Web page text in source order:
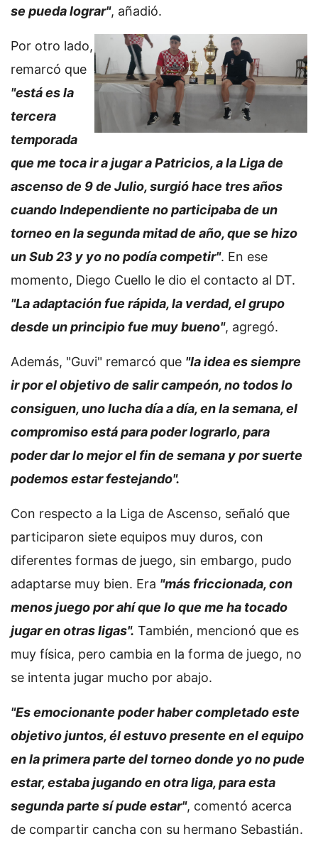
se pueda lograr", añadió.
Por otro lado,
remarcó que
"está es la
tercera
temporada
que me toca ir a jugar a Patricios, a la Liga de
ascenso de 9 de Julio, surgió hace tres años
cuando Independiente no participaba de un
torneo en la segunda mitad de año, que se hizo
un Sub 23 y yo no podía competir". En ese
momento, Diego Cuello le dio el contacto al DT.
"La adaptación fue rápida, la verdad, el grupo
desde un principio fue muy bueno", agregó.
Además, "Guvi" remarcó que "la idea es siempre
ir por el objetivo de salir campeón, no todos lo
consiguen, uno lucha día a día, en la semana, el
compromiso está para poder lograrlo, para
poder dar lo mejor el fin de semana y por suerte
podemos estar festejando".
Con respecto a la Liga de Ascenso, señaló que
participaron siete equipos muy duros, con
diferentes formas de juego, sin embargo, pudo
adaptarse muy bien. Era "más friccionada, con
menos juego por ahí que lo que me ha tocado
jugar en otras ligas". También, mencionó que es
muy física, pero cambia en la forma de juego, no
se intenta jugar mucho por abajo.
"Es emocionante poder haber completado este
objetivo juntos, él estuvo presente en el equipo
en la primera parte del torneo donde yo no pude
estar, estaba jugando en otra liga, para esta
segunda parte sí pude estar", comentó acerca
de compartir cancha con su hermano Sebastián.